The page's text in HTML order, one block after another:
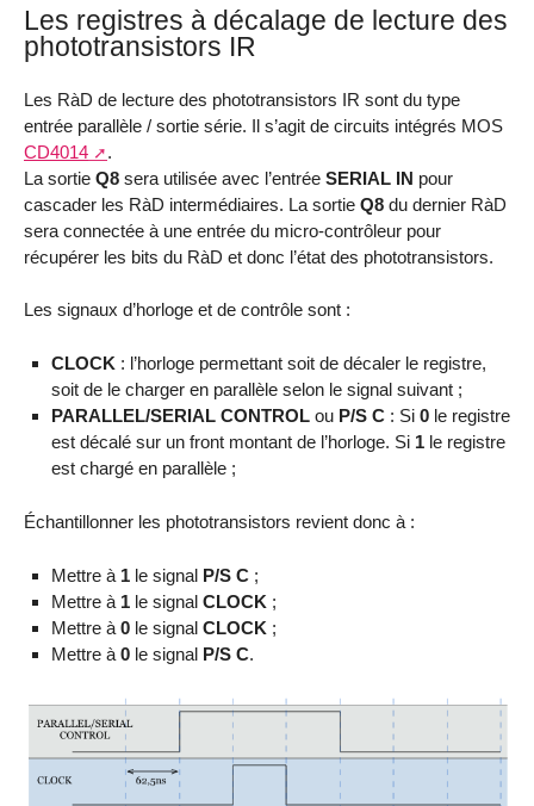
Les registres à décalage de lecture des
phototransistors IR
Les RàD de lecture des phototransistors IR sont du type
entrée parallèle / sortie série. Il s’agit de circuits intégrés MOS
CD4014
.
La sortie Q8 sera utilisée avec l’entrée SERIAL IN pour
cascader les RàD intermédiaires. La sortie Q8 du dernier RàD
sera connectée à une entrée du micro-contrôleur pour
récupérer les bits du RàD et donc l’état des phototransistors.
Les signaux d’horloge et de contrôle sont :
CLOCK : l’horloge permettant soit de décaler le registre,
soit de le charger en parallèle selon le signal suivant ;
PARALLEL/SERIAL CONTROLou P/S C: Si 0le registre
est décalé sur un front montant de l’horloge. Si 1le registre
est chargé en parallèle ;
Échantillonner les phototransistors revient donc à :
Mettre à 1le signal P/S C;
Mettre à 1le signal CLOCK ;
Mettre à 0le signal CLOCK ;
Mettre à 0le signal P/S C.